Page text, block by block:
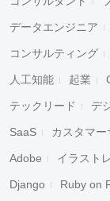
データエンジニア
コンサルティング
人工知能 起業
テックリード デ
SaaS カスタマー
Adobe イラスト
Django Ruby on